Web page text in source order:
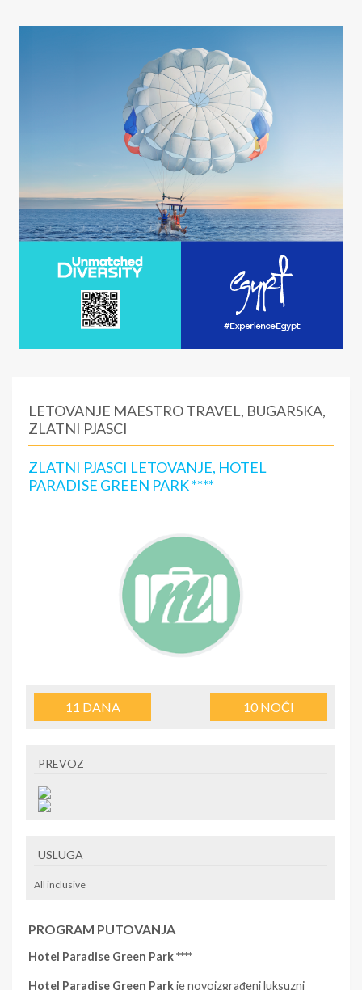
LETOVANJE MAESTRO TRAVEL, BUGARSKA,
ZLATNI PJASCI
ZLATNI PJASCI LETOVANJE, HOTEL
PARADISE GREEN PARK ****
11 DANA 10NOĆI
PREVOZ
USLUGA
All inclusive
PROGRAM PUTOVANJA
Hotel Paradise Green Park ****
Hotel Paradise Green Parkje novoizgrađeni luksuzni